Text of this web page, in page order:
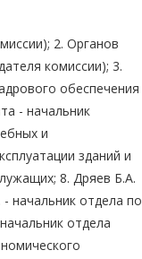
2. Органов
комиссии); 3.
обеспечения
- начальник
и
зданий и
8. Дряев Б.А.
начальник отдела по
отдела